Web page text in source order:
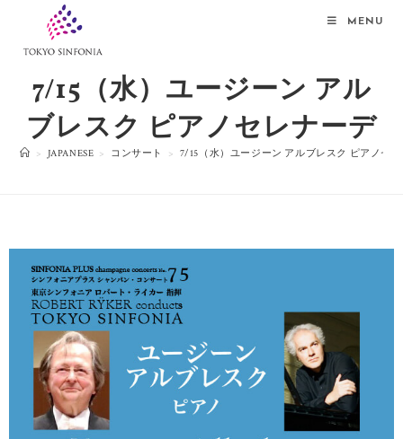
MENU
7/15（水）ユージーン アル
ブレスク ピアノセレナーデ
> JAPANESE > コンサート > 7/15（水）ユージーン アルブレスク ピアノセ